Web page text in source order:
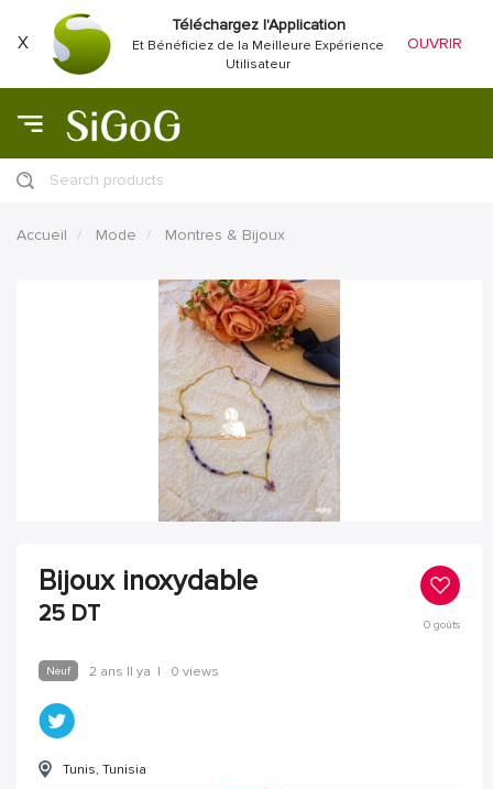
X
Téléchargez l'Application
Et Bénéficiez de la Meilleure Expérience
Utilisateur
OUVRIR
Search products
Accueil Mode Montres & Bijoux
Bijoux inoxydable
25 DT 0goûts
Neuf 2 ans Il ya | 0 views
Tunis, Tunisia